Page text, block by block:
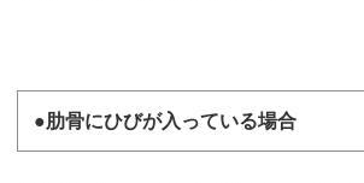
●肋骨にひびが入っている場合